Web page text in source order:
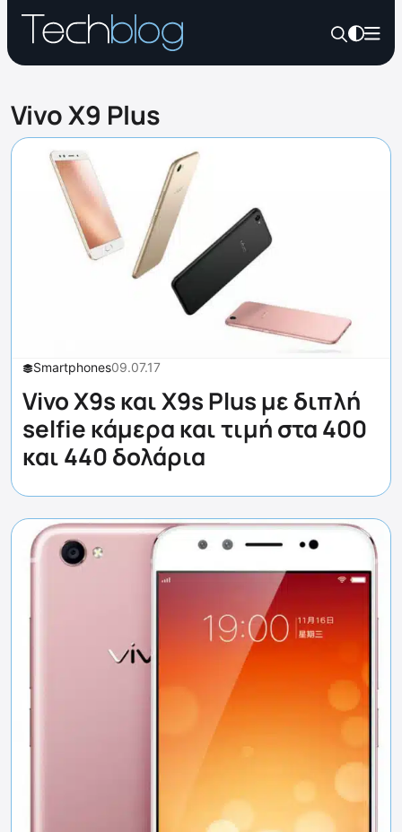
Vivo X9 Plus
Smartphones09.07.17
Vivo X9s και X9s Plus με διπλή
selfie κάμερα και τιμή στα 400
και 440 δολάρια